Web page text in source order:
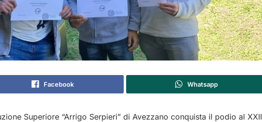
Facebook Whatsapp
Superiore “Arrigo Serpieri” di Avezzano conquista il podio al XXII